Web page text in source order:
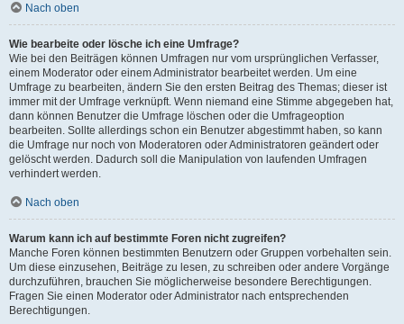
Nach oben
Wie bearbeite oder lösche ich eine Umfrage?
Wie bei den Beiträgen können Umfragen nur vom ursprünglichen Verfasser,
einem Moderator oder einem Administrator bearbeitet werden. Um eine
Umfrage zu bearbeiten, ändern Sie den ersten Beitrag des Themas; dieser ist
immer mit der Umfrage verknüpft. Wenn niemand eine Stimme abgegeben hat,
dann können Benutzer die Umfrage löschen oder die Umfrageoption
bearbeiten. Sollte allerdings schon ein Benutzer abgestimmt haben, so kann
die Umfrage nur noch von Moderatoren oder Administratoren geändert oder
gelöscht werden. Dadurch soll die Manipulation von laufenden Umfragen
verhindert werden.
Nach oben
Warum kann ich auf bestimmte Foren nicht zugreifen?
Manche Foren können bestimmten Benutzern oder Gruppen vorbehalten sein.
Um diese einzusehen, Beiträge zu lesen, zu schreiben oder andere Vorgänge
durchzuführen, brauchen Sie möglicherweise besondere Berechtigungen.
Fragen Sie einen Moderator oder Administrator nach entsprechenden
Berechtigungen.